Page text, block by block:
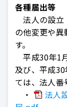
各種届出等
法人の設立
の他変更や
す。
平成30年1
及び、平成
ては、法人番
・
法人